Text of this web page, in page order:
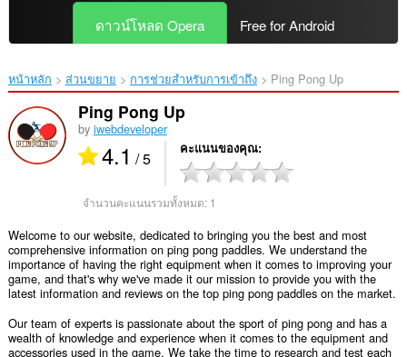
ดาวน์โหลด Opera Free for Android
หน้าหลัก ส่วนขยาย การช่วยสำหรับการเข้าถึง Ping Pong Up‎
Ping Pong Up
by iwebdeveloper
4.1 / 5 คะแนนของคุณ
จำนวนคะแนนรวมทั้งหมด: 1
Welcome to our website, dedicated to bringing you the best and most
comprehensive information on ping pong paddles. We understand the
importance of having the right equipment when it comes to improving your
game, and that's why we've made it our mission to provide you with the
latest information and reviews on the top ping pong paddles on the market.
Our team of experts is passionate about the sport of ping pong and has a
wealth of knowledge and experience when it comes to the equipment and
accessories used in the game. We take the time to research and test each